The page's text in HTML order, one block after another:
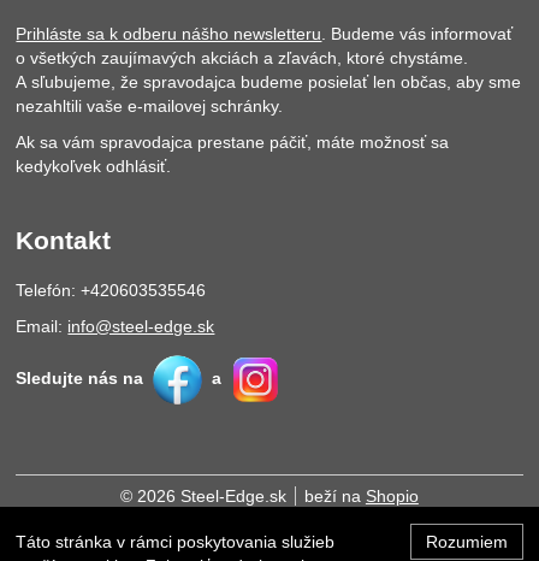
Táto stránka v rámci poskytovania služieb
Rozumiem
Prihláste sa k odberu nášho newsletteru. Budeme vás informovať
o všetkých zaujímavých akciách a zľavách, ktoré chystáme.
A sľubujeme, že spravodajca budeme posielať len občas, aby sme
nezahltili vaše e-mailovej schránky.
Ak sa vám spravodajca prestane páčiť, máte možnosť sa
kedykoľvek odhlásiť.
Kontakt
Telefón: +420603535546
Email: info@steel-edge.sk
Sledujte nás na a
© 2026 Steel-Edge.sk beží na Shopio
Hore